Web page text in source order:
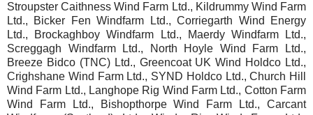
Stroupster Caithness Wind Farm Ltd., Kildrummy Wind Farm
Ltd., Bicker Fen Windfarm Ltd., Corriegarth Wind Energy
Ltd., Brockaghboy Windfarm Ltd., Maerdy Windfarm Ltd.,
Screggagh Windfarm Ltd., North Hoyle Wind Farm Ltd.,
Breeze Bidco (TNC) Ltd., Greencoat UK Wind Holdco Ltd.,
Crighshane Wind Farm Ltd., SYND Holdco Ltd., Church Hill
Wind Farm Ltd., Langhope Rig Wind Farm Ltd., Cotton Farm
Wind Farm Ltd., Bishopthorpe Wind Farm Ltd., Carcant